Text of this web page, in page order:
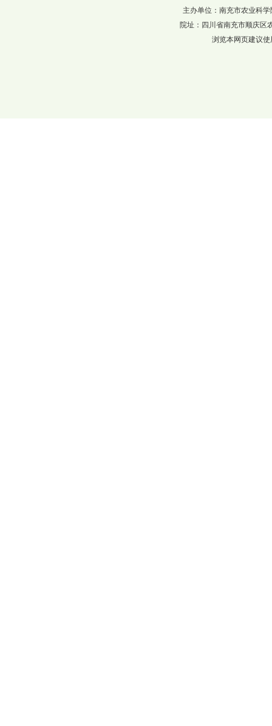
主办单位：南充市农业科
院址：四川省南充市顺庆
浏览本网页建议